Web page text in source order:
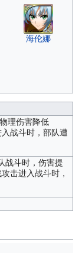
海伦娜
理伤害降低
战斗时，部队遭
战斗时，伤害提
击进入战斗时，